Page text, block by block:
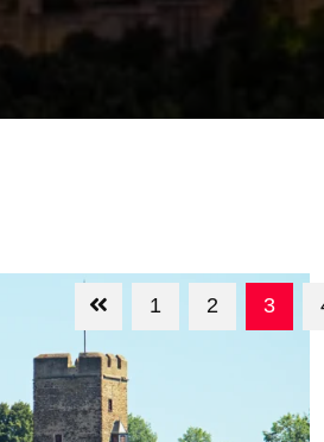
1 2 3